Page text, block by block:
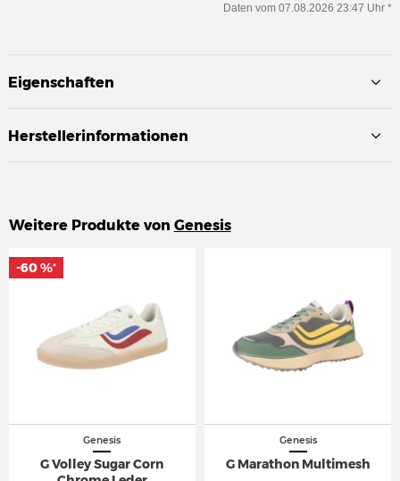
Daten vom 07.08.2026 23:47 Uhr *
Eigenschaften
Herstellerinformationen
Weitere Produkte von Genesis
Genesis
G Volley Sugar Corn
-60 %*
-60 %*
Genesis
G Marathon Multimesh